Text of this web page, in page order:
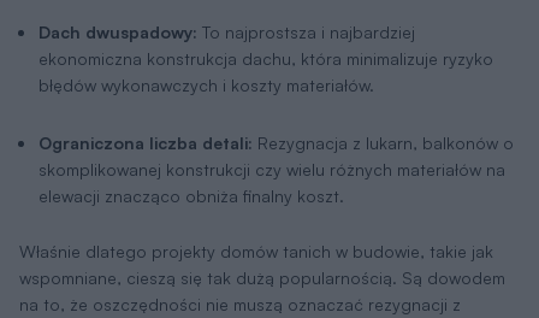
Dach dwuspadowy: To najprostsza i najbardziej
ekonomiczna konstrukcja dachu, która minimalizuje ryzyko
błędów wykonawczych i koszty materiałów.
Ograniczona liczba detali: Rezygnacja z lukarn, balkonów o
skomplikowanej konstrukcji czy wielu różnych materiałów na
elewacji znacząco obniża finalny koszt.
Właśnie dlatego projekty domów tanich w budowie, takie jak
wspomniane, cieszą się tak dużą popularnością. Są dowodem
na to, że oszczędności nie muszą oznaczać rezygnacji z